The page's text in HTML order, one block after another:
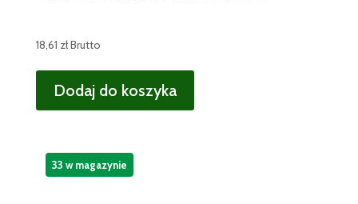
18,61 złBrutto
Dodaj do koszyka
33 w magazynie